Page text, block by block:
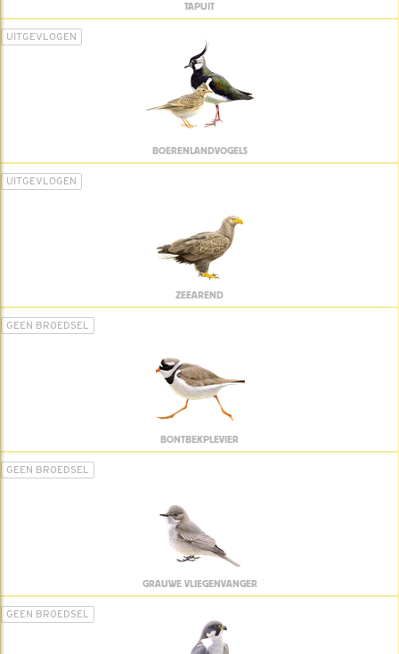
TAPUIT
UITGEVLOGEN
BOERENLANDVOGELS
UITGEVLOGEN
ZEEAREND
GEEN BROEDSEL
BONTBEKPLEVIER
GEEN BROEDSEL
GRAUWE VLIEGENVANGER
GEEN BROEDSEL